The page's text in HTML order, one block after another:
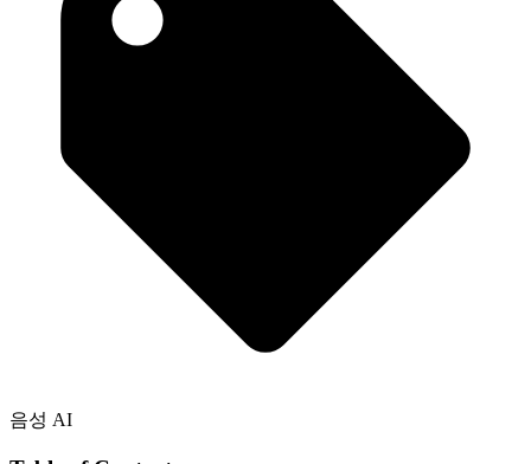
음성 AI